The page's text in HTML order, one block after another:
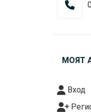
МОЯТ
Вход